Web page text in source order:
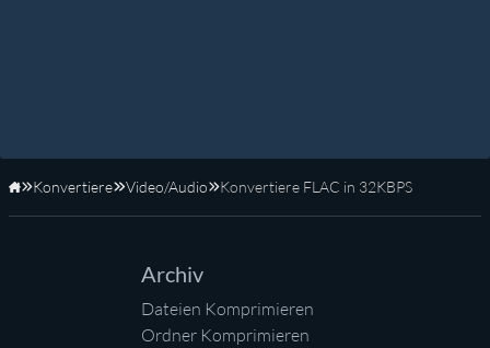
Startseite
Konvertiere Video/Audio Konvertiere FLAC in 32KBPS
Archiv
Dateien Komprimieren
Ordner Komprimieren